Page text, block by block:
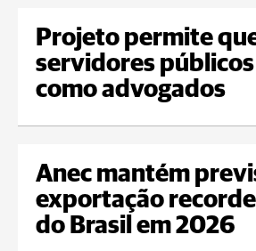
Projeto permite
servidores
como advogados
Anec mantém
exportação
do Brasil em 2026